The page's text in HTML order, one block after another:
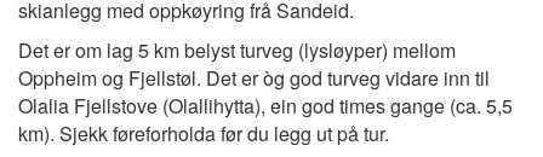
skianlegg med oppkøyring frå Sandeid.
Det er om lag 5 km belyst turveg (lysløyper) mellom
Oppheim og Fjellstøl. Det er òg god turveg vidare inn til
Olalia Fjellstove (Olallihytta), ein god times gange (ca. 5,5
km). Sjekk føreforholda før du legg ut på tur.